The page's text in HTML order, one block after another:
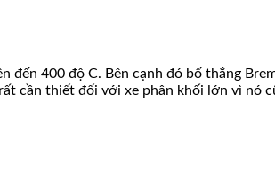
đến 400 độ C. Bên cạnh đó bố thắng
cần thiết đối với xe phân khối lớn vì nó